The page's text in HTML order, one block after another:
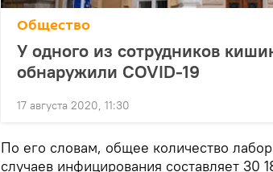
Общество
У одного из сотрудников
обнаружили COVID-19
17 августа 2020, 11:30
По его словам, общее количество
случаев инфицирования составляет 30